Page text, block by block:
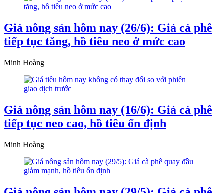
Giá nông sản hôm nay (26/6): Giá cà phê
tiếp tục tăng, hồ tiêu neo ở mức cao
Minh Hoàng
Giá nông sản hôm nay (16/6): Giá cà phê
tiếp tục neo cao, hồ tiêu ổn định
Minh Hoàng